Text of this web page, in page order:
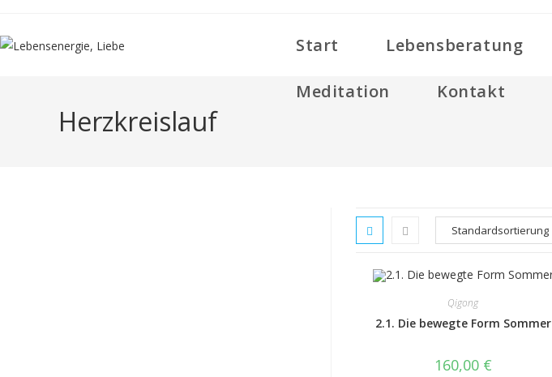
springen
Start Lebensberatung
Meditation Kontakt
Herzkreislauf
Qigong
2.1. Die bewegte Form Sommer
160,00 €